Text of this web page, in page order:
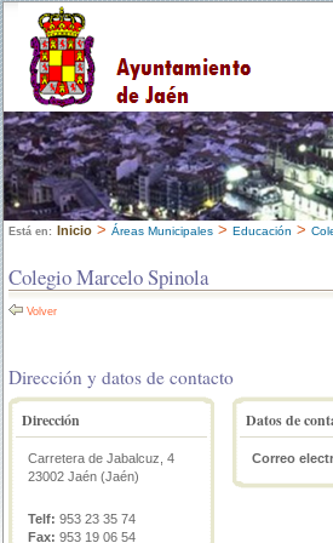
Está en: Inicio > Áreas Municipales > Educación >
Colegio Marcelo Spinola
Volver
Dirección y datos de contacto
Dirección
Carretera de Jabalcuz, 4
23002 Jaén (Jaén)
Telf: 953 23 35 74
Fax: 953 19 06 54
Datos de
Correo